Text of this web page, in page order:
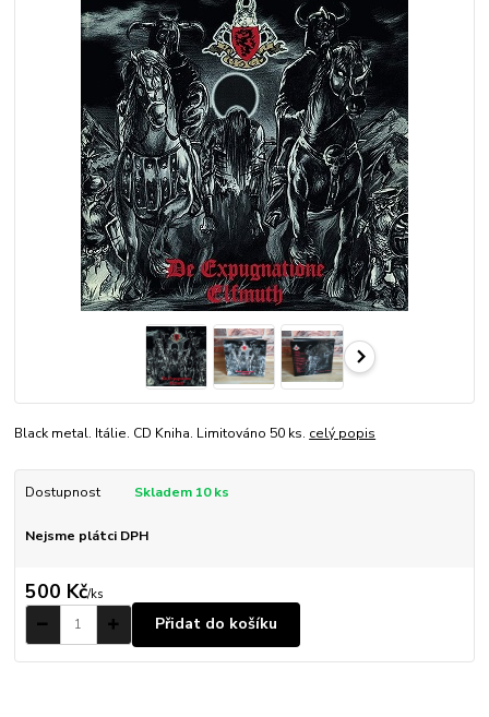
Black metal. Itálie. CD Kniha. Limitováno 50 ks. celý popis
Dostupnost Skladem 10 ks
Nejsme plátci DPH
500 Kč/ks
Přidat do košíku